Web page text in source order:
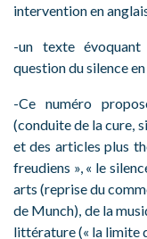
intervention en
-un texte
question du silence
-Ce numéro
(conduite de la cure,
et des articles plus
freudiens », « le
arts (reprise du
de Munch), de la
littérature (« la limite